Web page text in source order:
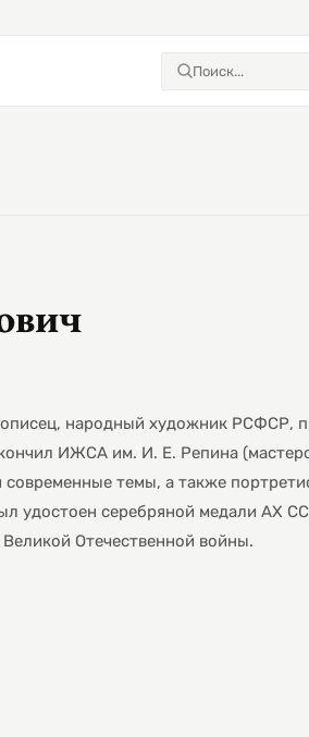
народный художник РСФСР,
ИЖСА им. И. Е. Репина
темы, а также
удостоен серебряной медали АХ
Отечественной войны.